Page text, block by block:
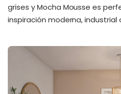
grises y Mocha Mousse es
inspiración moderna, industrial